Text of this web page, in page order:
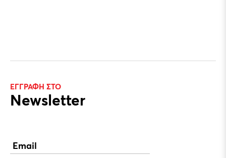
ΕΓΓΡΑΦΗ ΣΤΟ
Newsletter